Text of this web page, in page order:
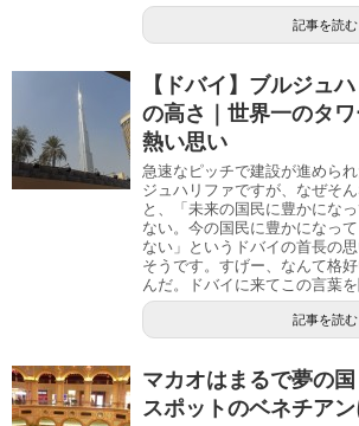
記事を読む
【ドバイ】ブルジュ
の高さ｜世界一のタ
熱い思い
急速なピッチで建設が進めら
ジュハリファですが、なぜそ
と、「未来の国民に豊かにな
ない。今の国民に豊かになっ
ない」というドバイの首長の
そうです。すげー、なんて格
んだ。ドバイに来てこの言葉を
記事を読む
マカオはまるで夢の
スポットのベネチアン